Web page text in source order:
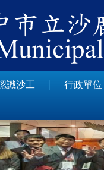
識沙工 行政單位